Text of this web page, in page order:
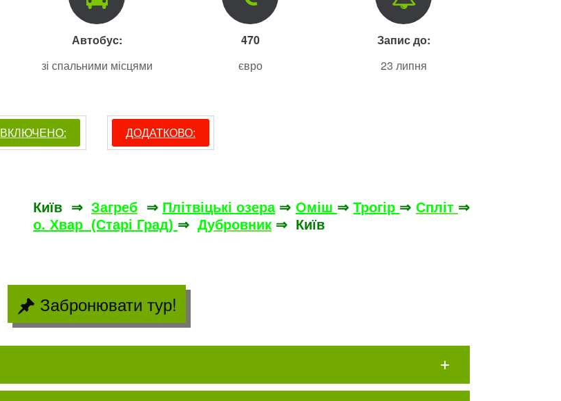
Автобус:
зі спальними місцями
470
євро
Запис до:
23 липня
ВКЛЮЧЕНО: ДОДАТКОВО:
Київ ⇒Загреб ⇒ Плітвіцькі озера ⇒ Оміш ⇒Трогір ⇒ Спліт ⇒
о. Хвар (Старі Град) ⇒ Дубровник ⇒ Київ
Забронювати тур!